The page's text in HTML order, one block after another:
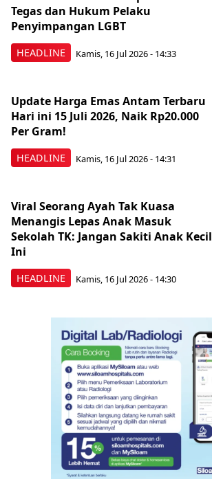
HEADLINE
Tegas dan Hukum Pelaku
Penyimpangan LGBT
Kamis, 16 Jul 2026 - 14:33
HEADLINE
Update Harga Emas Antam Terbaru
Hari ini 15 Juli 2026, Naik Rp20.000
Per Gram!
Kamis, 16 Jul 2026 - 14:31
HEADLINE
Viral Seorang Ayah Tak Kuasa
Menangis Lepas Anak Masuk
Sekolah TK: Jangan Sakiti Anak Kecil
Ini
Kamis, 16 Jul 2026 - 14:30